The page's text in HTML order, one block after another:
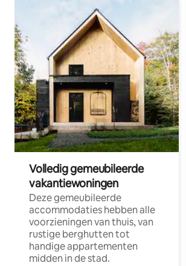
Volledig gemeubileerde
vakantiewoningen
Deze gemeubileerde
accommodaties hebben alle
voorzieningen van thuis, van
rustige berghutten tot
handige appartementen
midden in de stad.